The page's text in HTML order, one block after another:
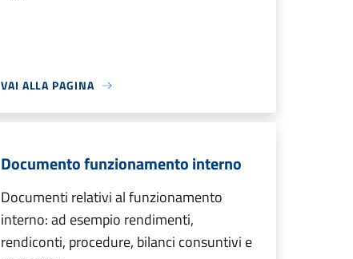
VAI ALLA PAGINA
Documento funzionamento interno
Documenti relativi al funzionamento
interno: ad esempio rendimenti,
rendiconti, procedure, bilanci consuntivi e